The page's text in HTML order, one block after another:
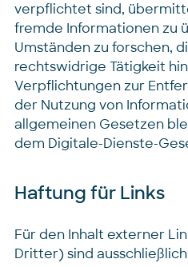
verpflichtet sind,
fremde Informationen zu
Umständen zu forschen,
rechtswidrige Tätigkeit
Verpflichtungen zur
der Nutzung von
allgemeinen Gesetzen
dem Digitale-Dienste-
Haftung für Links
Für den Inhalt externer
Dritter) sind